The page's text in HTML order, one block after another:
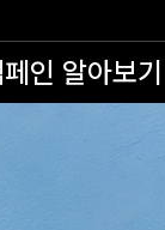
인 알아보기